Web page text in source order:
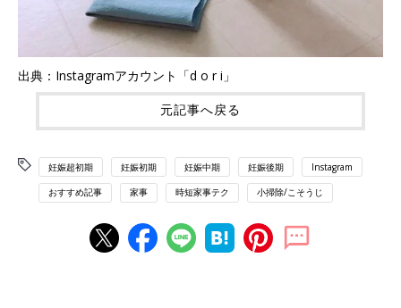
出典：Instagramアカウント「d o r i」
元記事へ戻る
妊娠超初期 妊娠初期 妊娠中期 妊娠後期 Instagram
おすすめ記事 家事 時短家事テク 小掃除/こそうじ